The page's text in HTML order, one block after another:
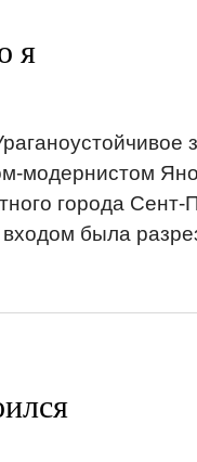
я
модернистом
города Сент-
была